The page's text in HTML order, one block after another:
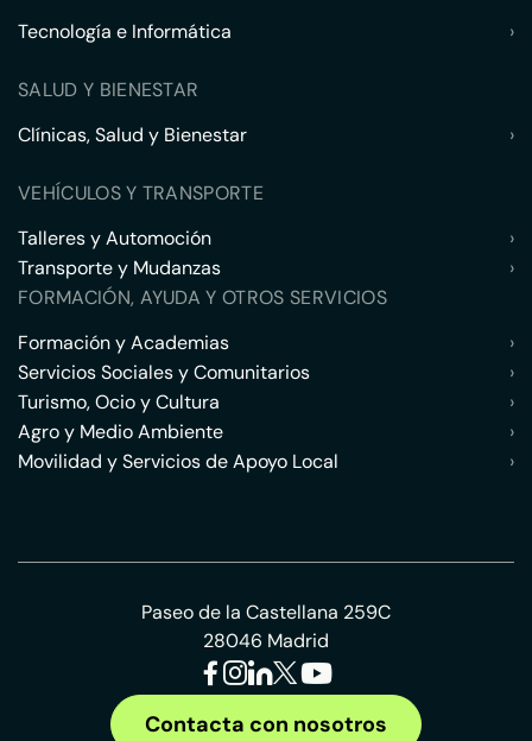
Tecnología e Informática
›
SALUD Y BIENESTAR
Clínicas, Salud y Bienestar
›
VEHÍCULOS Y TRANSPORTE
Talleres y Automoción
›
Transporte y Mudanzas
›
FORMACIÓN, AYUDA Y OTROS SERVICIOS
Formación y Academias
›
Servicios Sociales y Comunitarios
›
Turismo, Ocio y Cultura
›
Agro y Medio Ambiente
›
Movilidad y Servicios de Apoyo Local
›
Paseo de la Castellana 259C
28046 Madrid
Contacta con nosotros